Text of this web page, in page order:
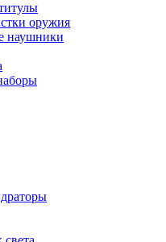
оружия
наушники